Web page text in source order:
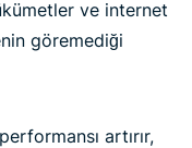
ve internet
göremediği
artırır,